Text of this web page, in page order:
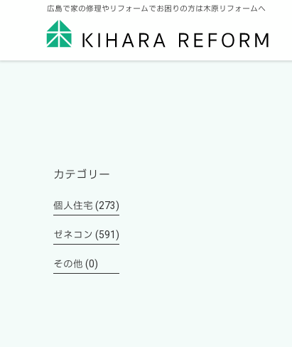
広島で家の修理やリフォームでお困りの方は木原リフォームへ
カテゴリー
個人住宅 (273)
ゼネコン (591)
その他 (0)